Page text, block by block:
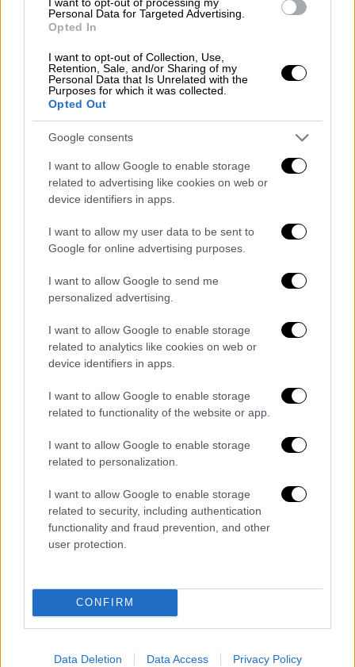
Personal Data for Targeted Advertising.
Opted In
I want to opt-out of Collection, Use,
Retention, Sale, and/or Sharing of my
Personal Data that Is Unrelated with the
Purposes for which it was collected.
Opted Out
Google consents
I want to allow Google to enable storage
related to advertising like cookies on web or
device identifiers in apps.
I want to allow my user data to be sent to
Google for online advertising purposes.
I want to allow Google to send me
personalized advertising.
I want to allow Google to enable storage
related to analytics like cookies on web or
device identifiers in apps.
I want to allow Google to enable storage
related to functionality of the website or app.
I want to allow Google to enable storage
related to personalization.
I want to allow Google to enable storage
related to security, including authentication
functionality and fraud prevention, and other
user protection.
CONFIRM
Data Deletion Data Access Privacy Policy
Π: Που ήσασταν εκείνη την περίοδο;
Κ: Έκανα πρόβες εντατικά, ήμουν στο
αποδείξω. Ξέρω ότι δούλευα
πυρετωδώς, θα πήγαινα στην Ιθάκη να
ξεκουραστώ και μετά ανέβαινε η
παράσταση.
Οι καταγγελίες του τέταρτου άνδρα
Αναφερόμενος στον τέταρτο
τον γνώρισε σε πλατεία, και «ανατρίχιασε»,
όταν έμαθε ότι στο σπίτι του δεν είχε ρεύμα
και νερό.
να πλύνει τα ρούχα του, το σπίτι μου είναι
ανοιχτό. Ο ίδιος ενημέρωνε τη μητέρα του
και μάλιστα γελούσαμε μαζί για τα πολωνικά
που μιλούσαν. Ο Π. ερχόταν και έμενε κατά
καιρούς. Ήρθε πρώτη φορά το Φεβρουάριο
του 2015» ανέφερε ο Λιγνάδης και
ακολούθησε ο εξής διάλογος:
Π: Ήρθε να μείνει;
Κ: Όχι να περάσει το βράδυ εκεί. Πέρασε
κι αλλά βράδια. Όχι όμως να
μετακομίσει.
σχολείο… δεν τον ρωτήσατε γιατί δεν
πήγε σε συγγενείς;
Κ: Τον ρώτησα και μου λέει «δεν έχω
κανέναν, θα συνεχίσω να πηγαίνω στο